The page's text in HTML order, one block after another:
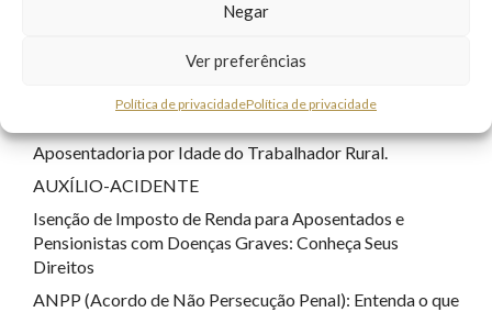
Negar
Ver preferências
Política de privacidadePolítica de privacidade
POSTS RECENTES
Aposentadoria por Idade do Trabalhador Rural.
AUXÍLIO-ACIDENTE
Isenção de Imposto de Renda para Aposentados e
Pensionistas com Doenças Graves: Conheça Seus
Direitos
ANPP (Acordo de Não Persecução Penal): Entenda o que